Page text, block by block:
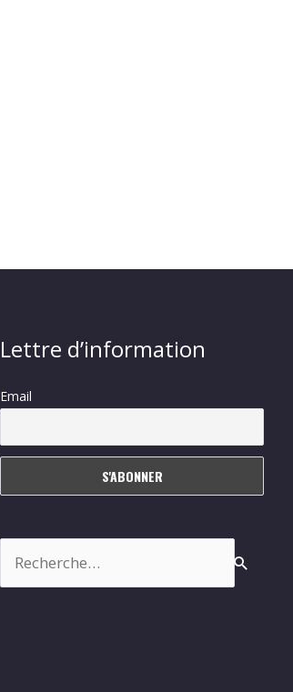
Lettre d’information
Email